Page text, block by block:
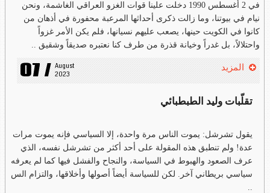
في 2 أغسطس 1990 دخلت علينا قوات الغزو العراقي الغاشمة، ونحن
نيام في بيوتنا، وما زالت ذكرى أحداثها المرعبة محفورة في أذهان من
كانوا في الكويت حينها، يصعب عليهم نسيانها، فلم يكن الأمر غزواً
واحتلالاً، بل غدراً وخيانة قذرة من طرف كنا نعتبره صديقاً وشقيق ..
07 / August
2023
المزيد
تقلّبات وليد الطبطبائي
يقول تشرشل: يموت الناس مرة واحدة، إلا السياسي فإنه يموت مرات
عدة! ولم تنطبق هذه المقولة على أحد أكثر من تشرشل نفسه، الذي
عرف الصعود والهبوط في السياسة، والنجاح والفشل فيها كما لم يعرفه
سياسي بريطاني آخر. لكن للسياسة أيضاً أصولها وأخلاقها، والتزام الس
..